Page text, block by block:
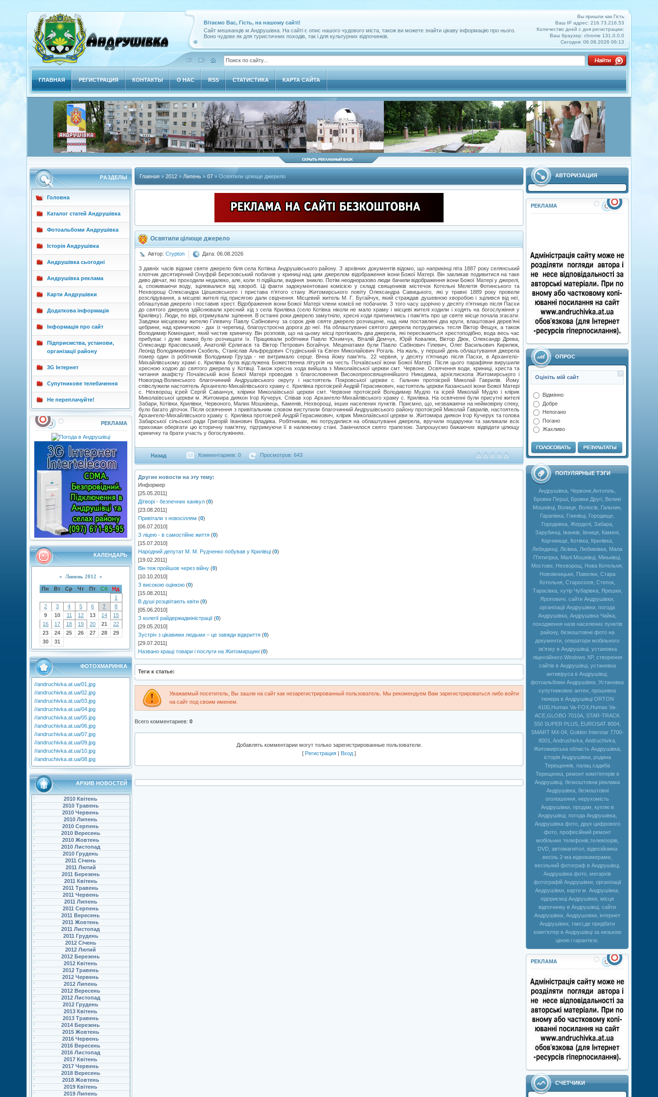
Вы пришли как Гість
Ваш IP адрес: 216.73.216.53
Количество дней с дня регистрации:
Ваш браузер: chrome 131.0.0.0
Сегодня: 06.08.2026 06:13
Вітаємо Вас, Гість, на нашому сайті!
Сайт мешканців м.Андрушівка. На сайті є опис нашого чудового міста, також ви можете знайти цікаву інформацію про нього.
Воно чудове як для туристичних походів, так і для культурних відпочинків.
ГЛАВНАЯ РЕГИСТРАЦИЯ КОНТАКТЫ О НАС RSS СТАТИСТИКА КАРТА САЙТА
РAЗДЕЛЫ
Головна
Каталог статей Андрушівка
Фотоальбоми Андрушівка
Історія Андрушівка
Андрушівка сьогодні
Андрушівка реклама
Карти Андрушівки
Додаткова інформація
Інформація про сайт
Підприємства, установи,
організації району
3G Інтернет
Супутникове телебачення
Не переплачуйте!
РЕКЛАМА
КАЛЕНДАРЬ
« Липень 2012 »
Пн Вт Ср Чт Пт Сб
Нд
1
2
3 4 5 6 7
8
9
10 11 12 13 14
15
16
17 18 19 20 21
22
23
24 25 26 27 28
29
30
31
ФОТОХМАРИНКА
//andruchivka.at.ua/01.jpg
//andruchivka.at.ua/02.jpg
//andruchivka.at.ua/03.jpg
//andruchivka.at.ua/04.jpg
//andruchivka.at.ua/05.jpg
//andruchivka.at.ua/06.jpg
//andruchivka.at.ua/07.jpg
//andruchivka.at.ua/09.jpg
//andruchivka.at.ua/10.jpg
//andruchivka.at.ua/08.jpg
АРХИВ НОВОСТЕЙ
2010 Квітень
2010 Травень
2010 Червень
2010 Липень
2010 Серпень
2010 Вересень
2010 Жовтень
2010 Листопад
2010 Грудень
2011 Січень
2011 Лютий
2011 Березень
2011 Квітень
2011 Травень
2011 Червень
2011 Липень
2011 Серпень
2011 Вересень
2011 Жовтень
2011 Листопад
2011 Грудень
2012 Січень
2012 Лютий
2012 Березень
2012 Квітень
2012 Травень
2012 Червень
2012 Липень
2012 Вересень
2012 Листопад
2012 Грудень
2013 Квітень
2013 Травень
2014 Березень
2015 Жовтень
2016 Червень
2016 Вересень
2016 Листопад
2017 Квітень
2017 Червень
2018 Вересень
2018 Жовтень
2019 Квітень
2019 Липень
АВТОРИЗАЦИЯ
РЕКЛАМА
ОПРОС
Оцініть мій сайт
Відмінно
Добре
Непогано
Погано
Жахливо
ПОПУЛЯРНЫЕ ТЭГИ
Андрушівка, Червоне,Антопіль,
Бровки Перші, Бровки Другі, Великі
Мошківці, Волиця, Волосів, Гальчин,
Гарапівка, Глинівці, Городище,
Городківка, Жерделі, Забара,
Зарубинці, Іванків, Івниця, Камені,
Корчмище, Котівка, Крилівка,
Лебединці, Лісівка, Любимівка, Мала
П'ятигірка, Малі Мошківці, Міньківці,
Мостове, Нехворощ, Нова Котельня,
Новоівницьке, Павелки, Стара
Котельня, Старосілля, Степок,
Тарасівка, хутір Чубарівка, Ярешки,
Яроповичі. сайти Андрушівки,
організації Андрушівки, погода
Андрушівка, Андрушівка Чайка,
походження назв населених пунктів
району, безкоштовне фото на
документи, оператори мобільного
зв'язку в Андрушівці, установка
ліцензійного Windows XP, створення
сайтів в Андрушівці, установка
антивіруса в Андрушівці,
фотоальбоми Андрушівки, Установка
супутникових антен, прошивка
тюнера в Андрушівці ORTON
4100,Humax Va-FOX,Нumax Va-
ACE,GLOBO 7010A, STAR-TRACK
550 SUPER PLUS, EUROSAT 8004,
SMART MX-04, Golden Interstar 7700-
8001, Andrushivka, Andruchivka,
Житомирська область Андрушівка,
історія Андрушівки, родина
Терещенків, палац садиба
Терещенка, ремонт комп'ютерів в
Андрушівці, безкоштовна реклама
Андрушівка, безкоштовні
оголошення, нерухомість
Андрушівки, продам, куплю в
Андрушівці, погода Андрушівка,
Андрушівка фото, друк цифрового
фото, професійний ремонт
мобільних телефонів,телевізорів,
DVD, автомагнітол, відеозйомка
весіль 2-ма відеокамерами,
весільний фотограф в Андрушівці,
Андрушівка фото, мегархів
фотографій Андрушівки, організації
Андрушівки, карти м. Андрушівка,
підприємці Андрушівки, місця
відпочинку в Андрушівці, сайти
Андрушівки, Андрушовки, інтернет
Андрушівки, таксі,де придбати
комп'ютер в Андрушівці за низькою
ціною і гарантією.
РЕКЛАМА
СЧЕТЧИКИ
Главная» 2012 » Липень » 07» Освятили цілюще джерело
Освятили цілюще джерело
Автор: Crypton Дата: 06.08.2026
З давніх часів відоме святе джерело біля села Котівка Андрушівського району. З архівних документів відомо, що наприкінці літа 1887 року селянський
хлопчик десятирічний Онуфрій Березовський побачив у криниці над цим джерелом відображення ікони Божої Матері. Він закликав подивитися на таке
диво дівчат, які проходили недалеко, але, коли ті підійшли, видіння зникло. Потім неодноразово люди бачили відображення ікони Божої Матері у джерелі,
а, споживаючи воду, зцілювалися від хвороб. Ці факти задокументовані комісією у складі священиків містечок Котельні Мелетія Фотинського та
Нехворощі Олександра Цешковського і пристава п’ятого стану Житомирського повіту Олександра Савицького, які у травні 1889 року провели
розслідування, а місцеві жителі під присягою дали свідчення. Місцевий житель М. Г. Бугайчук, який страждав душевною хворобою і зцілився від неї,
облаштував джерело і поставив хрест. Відображення ікони Божої Матері члени комісії не побачили. З того часу щорічно у десяту п’ятницю після Пасхи
до святого джерела здійснювали хресний хід з села Крилівка (село Котівка ніколи не мало храму і місцеві жителі ходили і ходять на богослужіння у
Крилівку). Люди, по вірі, отримували зцілення. В останні роки джерело замутніло, хресні ходи припинились і пам’ять про це святе місце почала згасати.
Завдяки місцевому жителю Гілевичу Павлу Сабіновичу за сорок днів святе джерело розчищене, над ним поставлені два круги, влаштовані дерев’яні
цебрини, над криничкою - дах із черепиці, благоустроєна дорога до неї. На облаштуванні святого джерела потрудились тесля Віктор Фещук, а також
Володимир Комендант, який чистив криничку. Він розповів, що на цьому місці протікають два джерела, які пересікаються хрестоподібно, вода весь час
прибуває і дуже важко було розчищати їх. Працювали робітники Павло Юхимчук, Віталій Демчук, Юрій Ковалюк, Віктор Діюк, Олександр Древа,
Олександр Красовський, Анатолій Єрлигаєв та Віктор Петрович Богайчук. Меценатами були Павло Сабінович Гілевич, Олег Васильович Кирилюк,
Леонід Володимирович Скобель, Станіслав Альфредович Студінський та Євген Миколайович Рогаль. На жаль, у перший день облаштування джерела
помер один із робітників Володимир Грузда - не витримало серце. Вічна йому пам’ять. 22 червня, у десяту п’ятницю після Пасхи, в Архангело-
Михайлівському храмі с. Крилівка була відслужена Божественна літургія на честь Почаївської ікони Божої Матері. Після цього парафіяни вирушили
хресною ходою до святого джерела у Котівці. Також хресна хода вийшла з Миколаївської церкви смт. Червоне. Освячення води, криниці, хреста та
читання акафісту Почаївській іконі Божої Матері проводив з благословення Високопреосвященнійшого Никодима, архієпископа Житомирського і
Новоград-Волинського благочинний Андрушівського округу і настоятель Покровської церкви с. Гальчин протоієрей Миколай Гаврилів. Йому
співслужили настоятель Архангело-Михайлівського храму с. Крилівка протоієрей Андрій Герасимович, настоятель церкви Казанської ікони Божої Матері
с. Нехворощ ієрей Сергій Саванчук, клірики Миколаївської церкви смт. Червоне протоієрей Володимир Мудло та ієрей Миколай Мудло і клірик
Миколаївської церкви м. Житомира диякон Ігор Кучерук. Співав хор Архангело-Михайлівського храму с. Крилівка. На освяченні були присутні жителі
Забари, Котівки, Крилівки, Червоного, Малих Мошківець, Каменів, Нехворощі, інших населених пунктів. Приємно, що, незважаючи на неймовірну спеку,
було багато діточок. Після освячення з привітальним словом виступили благочинний Андрушівського району протоієрей Миколай Гаврилів, настоятель
Архангело-Михайлівського храму с. Крилівка протоієрей Андрій Герасимович, клірик Миколаївської церкви м. Житомира диякон Ігор Кучерук та голова
Забарської сільської ради Григорій Іванович Владика. Робітникам, які потрудилися на облаштуванні джерела, вручили подарунки та закликали всіх
прихожан оберігати цю історичну пам’ятку, підтримуючи її в належному стані. Закінчилося свято трапезою. Запрошуємо бажаючих відвідати цілющу
криничку та брати участь у богослужіннях.
Назад Комментариев: 0 Просмотров: 643
Другие новости на эту тему:
Информер
[25.05.2011]
Дітворі - безпечних канікул (0)
[23.08.2011]
Привітали з новосіллям (0)
[06.07.2010]
З ліцею - в самостійне життя (0)
[15.07.2010]
Народний депутат М. М. Рудченко побував у Крилівці (0)
[19.02.2011]
Він теж пройшов через війну (0)
[10.10.2010]
З високою оцінкою (0)
[15.08.2011]
В душі розцвітають квіти (0)
[05.06.2010]
З колегії райдержадміністрації (0)
[29.05.2010]
Зустріч з цікавими людьми – це завжди відкриття (0)
[29.07.2011]
Названо кращі товари і послуги на Житомирщині (0)
Теги к статье:
Уважаемый посетитель, Вы зашли на сайт как незарегистрированный пользователь. Мы рекомендуем Вам зарегистрироваться либо войти
на сайт под своим именем.
Всего комментариев: 0
Добавлять комментарии могут только зарегистрированные пользователи.
[ Регистрация | Вход ]